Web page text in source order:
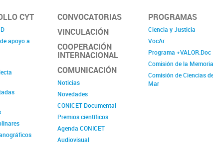
CYT
apoyo a
CONVOCATORIAS
VINCULACIÓN
COOPERACIÓN
INTERNACIONAL
COMUNICACIÓN
Noticias
Novedades
CONICET Documental
Premios científicos
Agenda CONICET
Audiovisual
PROGRAMAS
Ciencia y Justicia
VocAr
Programa +VALOR.Doc
Comisión de la Memoria
Comisión de Ciencias
Mar